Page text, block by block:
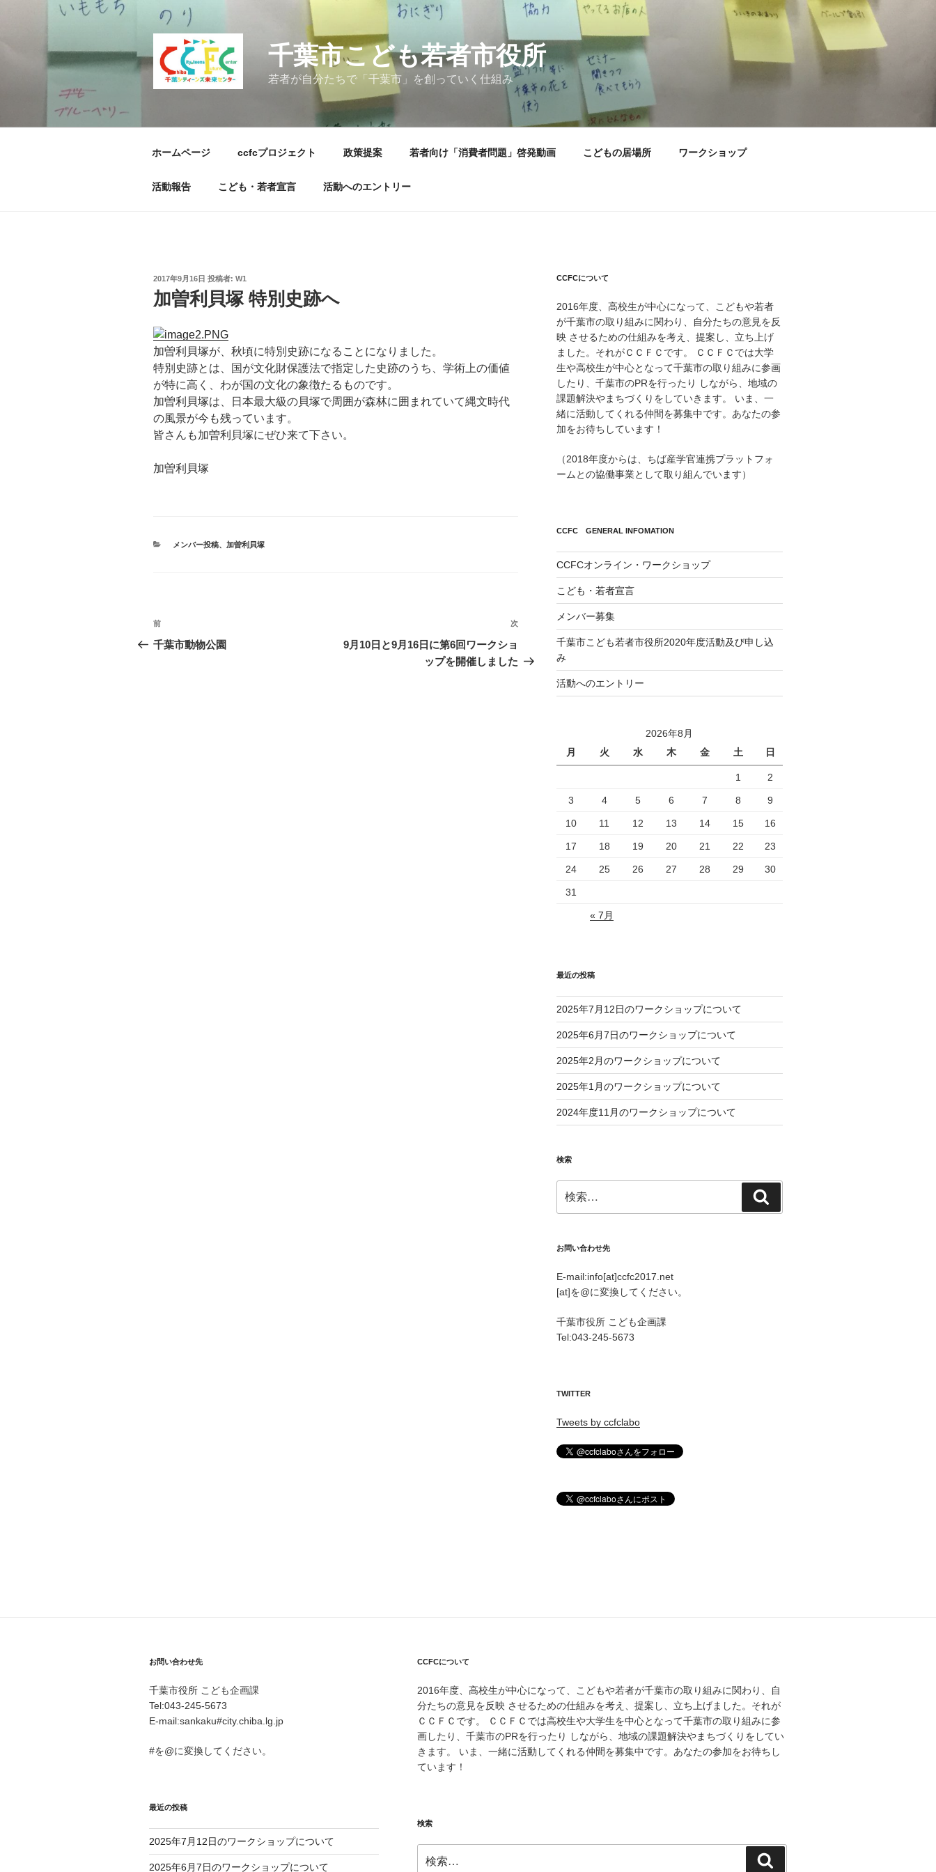
キ
千葉市こども若者市役所
若者が自分たちで「千葉市」を創っていく仕組み
ホームページ ccfcプロジェクト 政策提案 若者向け「消費者問題」啓発動画 こどもの居場所 ワークショップ
活動報告 こども・若者宣言 活動へのエントリー
投
稿
日:
2017年9月16日 投稿者: W1
加曽利貝塚 特別史跡へ
加曽利貝塚が、秋頃に特別史跡になることになりました。
特別史跡とは、国が文化財保護法で指定した史跡のうち、学術上の価値
が特に高く、わが国の文化の象徴たるものです。
加曽利貝塚は、日本最大級の貝塚で周囲が森林に囲まれていて縄文時代
の風景が今も残っています。
皆さんも加曽利貝塚にぜひ来て下さい。
加曽利貝塚
カ
メンバー投稿、 加曽利貝塚
投
稿
前
の
前
千葉市動物公園
次
投
次
9月10日と9月16日に第6回ワークショ
ップを開催しました
CCFCについて
2016年度、高校生が中心になって、こどもや若者
が千葉市の取り組みに関わり、自分たちの意見を反
映 させるための仕組みを考え、提案し、立ち上げ
ました。それがＣＣＦＣです。 ＣＣＦＣでは大学
生や高校生が中心となって千葉市の取り組みに参画
したり、千葉市のPRを行ったり しながら、地域の
課題解決やまちづくりをしていきます。 いま、一
緒に活動してくれる仲間を募集中です。あなたの参
加をお待ちしています！
（2018年度からは、ちば産学官連携プラットフォ
ームとの協働事業として取り組んでいます）
CCFC GENERAL INFOMATION
CCFCオンライン・ワークショップ
こども・若者宣言
メンバー募集
千葉市こども若者市役所2020年度活動及び申し込
み
活動へのエントリー
2026年8月
月
火 水 木 金 土 日
1 2
3 4 5 6 7 8 9
10 11 12 13 14 15 16
17 18 19 20 21 22 23
24 25 26 27 28 29 30
31
« 7月
最近の投稿
2025年7月12日のワークショップについて
2025年6月7日のワークショップについて
2025年2月のワークショップについて
2025年1月のワークショップについて
2024年度11月のワークショップについて
検索
索:
索
お問い合わせ先
E-mail:info[at]ccfc2017.net
[at]を@に変換してください。
千葉市役所 こども企画課
Tel:043-245-5673
TWITTER
Tweets by ccfclabo
お問い合わせ先
千葉市役所 こども企画課
Tel:043-245-5673
E-mail:sankaku#city.chiba.lg.jp
#を@に変換してください。
最近の投稿
2025年7月12日のワークショップについて
2025年6月7日のワークショップについて
CCFCについて
2016年度、高校生が中心になって、こどもや若者が千葉市の取り組みに関わり、自
分たちの意見を反映 させるための仕組みを考え、提案し、立ち上げました。それが
ＣＣＦＣです。 ＣＣＦＣでは高校生や大学生を中心となって千葉市の取り組みに参
画したり、千葉市のPRを行ったり しながら、地域の課題解決やまちづくりをしてい
きます。 いま、一緒に活動してくれる仲間を募集中です。あなたの参加をお待ちし
ています！
検索
索: